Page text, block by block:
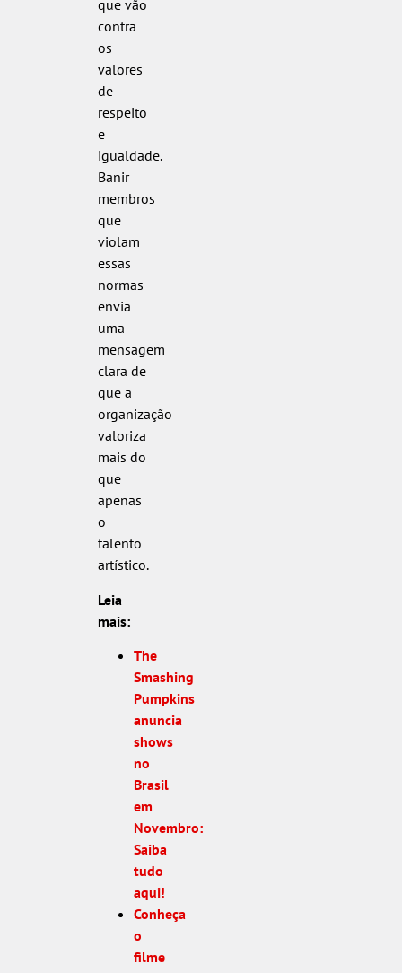
que vão
contra
os
valores
de
respeito
e
igualdade.
Banir
membros
que
violam
essas
normas
envia
uma
mensagem
clara de
que a
organização
valoriza
mais do
que
apenas
o
talento
artístico.
Leia
mais:
The
Smashing
Pumpkins
anuncia
shows
no
Brasil
em
Novembro:
Saiba
tudo
aqui!
Conheça
o
filme